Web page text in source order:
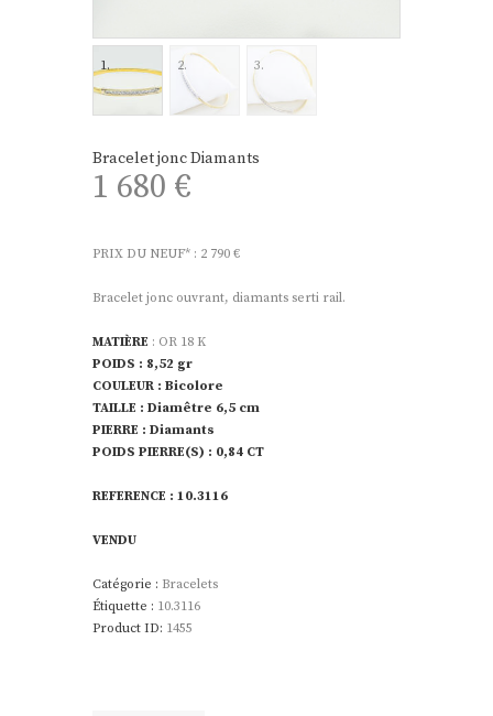
Bracelet jonc Diamants
1 680 €
PRIX DU NEUF* : 2 790 €
Bracelet jonc ouvrant, diamants serti rail.
MATIÈRE : OR 18 K
POIDS : 8,52 gr
COULEUR : Bicolore
TAILLE : Diamêtre 6,5 cm
PIERRE : Diamants
POIDS PIERRE(S) : 0,84 CT
REFERENCE : 10.3116
VENDU
Catégorie : Bracelets
Étiquette : 10.3116
Product ID: 1455